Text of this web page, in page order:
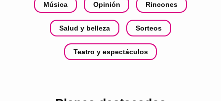
Música Opinión Rincones
Salud y belleza Sorteos
Teatro y espectáculos